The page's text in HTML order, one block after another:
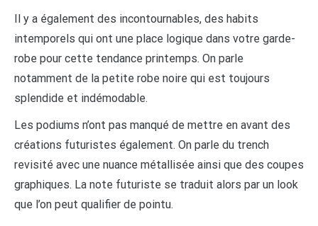
Il y a également des incontournables, des habits
intemporels qui ont une place logique dans votre garde-
robe pour cette tendance printemps. On parle
notamment de la petite robe noire qui est toujours
splendide et indémodable.
Les podiums n’ont pas manqué de mettre en avant des
créations futuristes également. On parle du trench
revisité avec une nuance métallisée ainsi que des coupes
graphiques. La note futuriste se traduit alors par un look
que l’on peut qualifier de pointu.